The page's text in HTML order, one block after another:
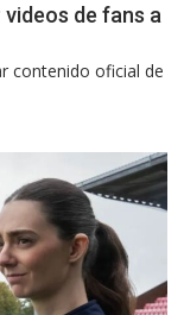
de fans a
contenido oficial de